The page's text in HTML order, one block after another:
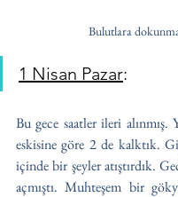
Bulutlara
1 Nisan Pazar:
Bu gece saatler ileri alınmış.
eskisine göre 2 de kalktık.
içinde bir şeyler atıştırdık.
açmıştı. Muhteşem bir